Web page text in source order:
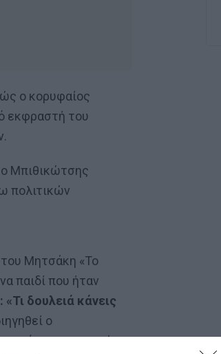
ο κορυφαίος
εκφραστή του
Μπιθικώτσης
πολιτικών
Μητσάκη «Το
παιδί που ήταν
δουλειά κάνεις
ο
και έγραφε τα πρώτα